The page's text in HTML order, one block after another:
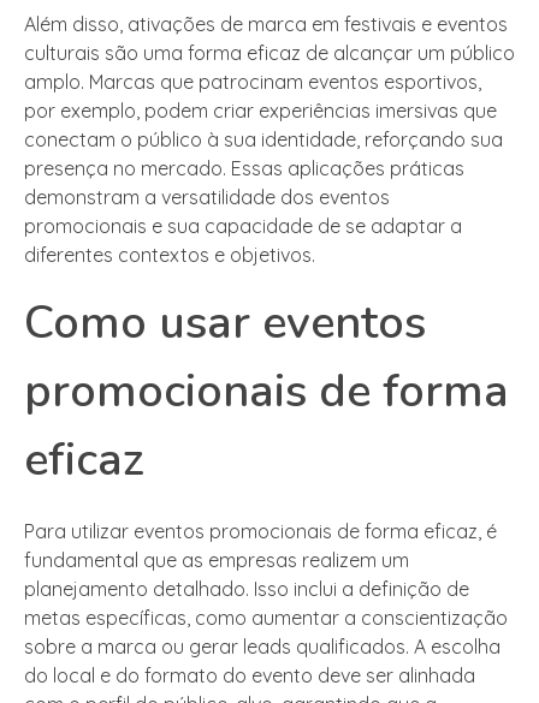
Além disso, ativações de marca em festivais e eventos
culturais são uma forma eficaz de alcançar um público
amplo. Marcas que patrocinam eventos esportivos,
por exemplo, podem criar experiências imersivas que
conectam o público à sua identidade, reforçando sua
presença no mercado. Essas aplicações práticas
demonstram a versatilidade dos eventos
promocionais e sua capacidade de se adaptar a
diferentes contextos e objetivos.
Como usar eventos
promocionais de forma
eficaz
Para utilizar eventos promocionais de forma eficaz, é
fundamental que as empresas realizem um
planejamento detalhado. Isso inclui a definição de
metas específicas, como aumentar a conscientização
sobre a marca ou gerar leads qualificados. A escolha
do local e do formato do evento deve ser alinhada